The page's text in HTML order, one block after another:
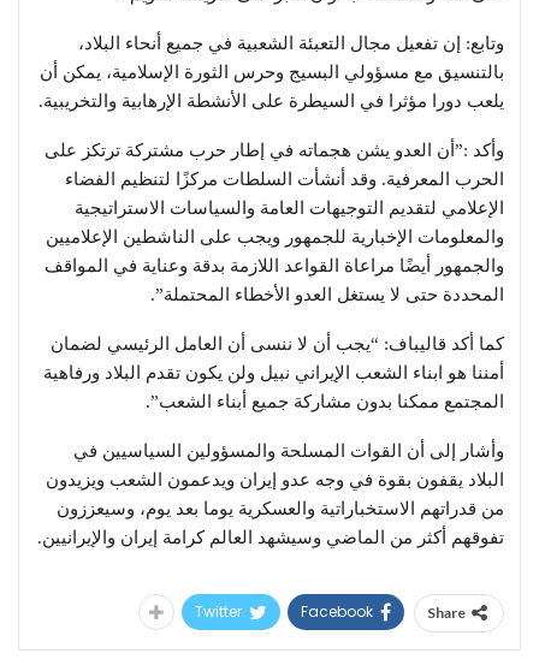
وتابع: إن تفعيل مجال التعبئة الشعبية في جميع أنحاء البلاد،
بالتنسيق مع مسؤولي البسيج وحرس الثورة الإسلامية، يمكن أن
يلعب دورا مؤثرا في السيطرة على الأنشطة الإرهابية والتخريبية.
وأكد :”أن العدو يشن هجماته في إطار حرب مشتركة ترتكز على
الحرب المعرفية. وقد أنشأت السلطات مركزًا لتنظيم الفضاء
الإعلامي لتقديم التوجيهات العامة والسياسات الاستراتيجية
والمعلومات الإخبارية للجمهور ويجب على الناشطين الإعلاميين
والجمهور أيضًا مراعاة القواعد اللازمة بدقة وعناية في المواقف
المحددة حتى لا يستغل العدو الأخطاء المحتملة”.
كما أكد قاليباف: “يجب أن لا ننسى أن العامل الرئيسي لضمان
أمننا هو ابناء الشعب الإيراني نبيل ولن يكون تقدم البلاد ورفاهية
المجتمع ممكنا بدون مشاركة جميع أبناء الشعب”.
وأشار إلى أن القوات المسلحة والمسؤولين السياسيين في
البلاد يقفون بقوة في وجه عدو إيران ويدعمون الشعب ويزيدون
من قدراتهم الاستخباراتية والعسكرية يوما بعد يوم، وسيعززون
تفوقهم أكثر من الماضي وسيشهد العالم كرامة إيران والإيرانيين.
Share
Facebook
Twitter